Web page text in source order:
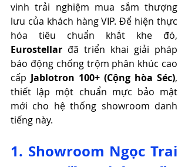
vinh trải nghiệm mua sắm thượng
lưu của khách hàng VIP. Để hiện thực
Eurostellar đã triển khai giải pháp
báo động chống trộm phân khúc cao
cấp Jablotron 100+ (Cộng hòa Séc),
thiết lập một chuẩn mực bảo mật
mới cho hệ thống showroom danh
tiếng này.
1. Showroom Ngọc Trai